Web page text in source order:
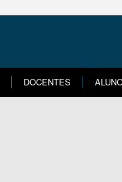
DOCENTES